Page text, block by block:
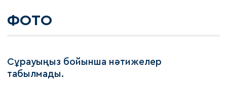
ФОТО
Сұрауыңыз бойынша нәтижелер
табылмады.